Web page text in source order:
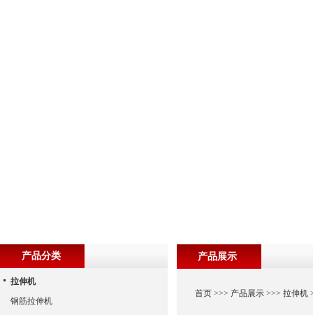
产品展示
首页 >>> 产品展示 >>>拉伸机
产品分类
拉伸机
钢筋拉伸机